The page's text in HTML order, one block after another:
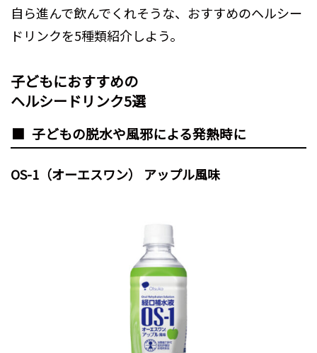
自ら進んで飲んでくれそうな、おすすめのヘルシー
ドリンクを5種類紹介しよう。
子どもにおすすめの
ヘルシードリンク5選
子どもの脱水や風邪による発熱時に
OS-1（オーエスワン） アップル風味